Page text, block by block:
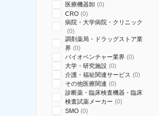
医療機器卸 (0)
CRO (0)
病院・大学病院・クリニック
(0)
調剤薬局・ドラッグストア業
界 (0)
バイオベンチャー業界 (0)
大学・研究施設 (0)
介護・福祉関連サービス (0)
その他医療関連 (0)
診断薬・臨床検査機器・臨床
検査試薬メーカー (0)
SMO (0)